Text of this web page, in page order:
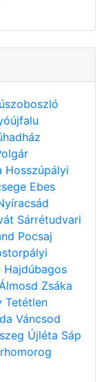
Hosszúpályi
Ebes
Sárrétudvari
Pocsaj
Hajdúbagos
Álmosd Zsáka
Tetétlen
Váncsod
Újléta Sáp